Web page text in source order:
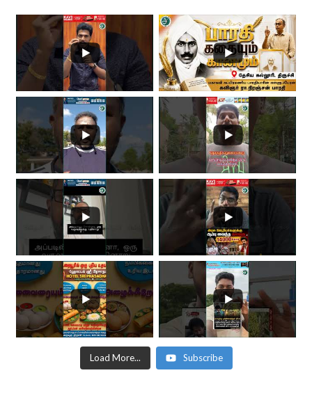
Load More... Subscribe